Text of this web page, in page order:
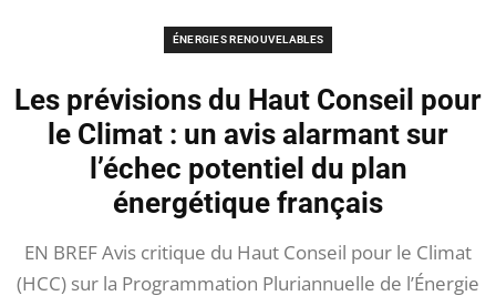
ÉNERGIES RENOUVELABLES
Les prévisions du Haut Conseil pour
le Climat : un avis alarmant sur
l’échec potentiel du plan
énergétique français
EN BREF Avis critique du Haut Conseil pour le Climat
(HCC) sur la Programmation Pluriannuelle de l’Énergie